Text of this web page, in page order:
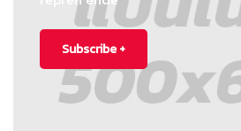
Subscribe +